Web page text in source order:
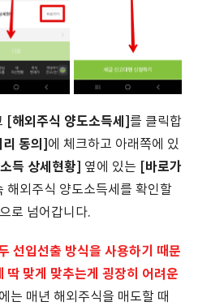
[해외주식 양도소득세] 를 클릭합
동의] 에 체크하고 아래쪽에 있
득 상세현황] 옆에 있는 [바로가
해외주식 양도소득세를 확인할
으로 넘어갑니다.
선입선출 방식을 사용하기 때문
딱 맞게 맞추는게 굉장히 어려운
는 매년 해외주식을 매도할 때